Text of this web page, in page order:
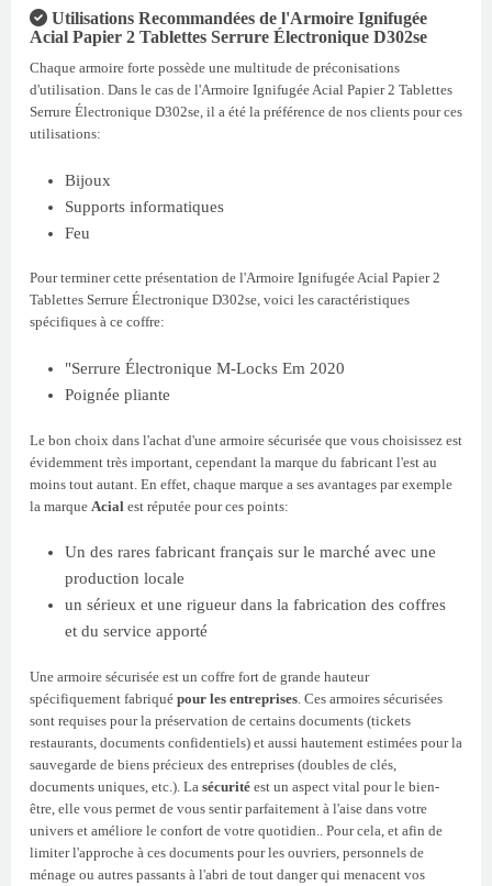
Utilisations Recommandées de l'Armoire Ignifugée
Acial Papier 2 Tablettes Serrure Électronique D302se
Chaque armoire forte possède une multitude de préconisations
d'utilisation. Dans le cas de l'Armoire Ignifugée Acial Papier 2 Tablettes
Serrure Électronique D302se, il a été la préférence de nos clients pour ces
utilisations:
Bijoux
Supports informatiques
Feu
Pour terminer cette présentation de l'Armoire Ignifugée Acial Papier 2
Tablettes Serrure Électronique D302se, voici les caractéristiques
spécifiques à ce coffre:
"Serrure Électronique M-Locks Em 2020
Poignée pliante
Le bon choix dans l'achat d'une armoire sécurisée que vous choisissez est
évidemment très important, cependant la marque du fabricant l'est au
moins tout autant. En effet, chaque marque a ses avantages par exemple
la marque Acial est réputée pour ces points:
Un des rares fabricant français sur le marché avec une
production locale
un sérieux et une rigueur dans la fabrication des coffres
et du service apporté
Une armoire sécurisée est un coffre fort de grande hauteur
spécifiquement fabriqué pour les entreprises . Ces armoires sécurisées
sont requises pour la préservation de certains documents (tickets
restaurants, documents confidentiels) et aussi hautement estimées pour la
sauvegarde de biens précieux des entreprises (doubles de clés,
documents uniques, etc.). La sécurité est un aspect vital pour le bien-
être, elle vous permet de vous sentir parfaitement à l'aise dans votre
univers et améliore le confort de votre quotidien.. Pour cela, et afin de
limiter l'approche à ces documents pour les ouvriers, personnels de
ménage ou autres passants à l'abri de tout danger qui menacent vos